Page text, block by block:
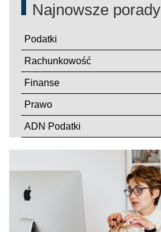
Najnowsze porady
Podatki
Rachunkowość
Finanse
Prawo
ADN Podatki